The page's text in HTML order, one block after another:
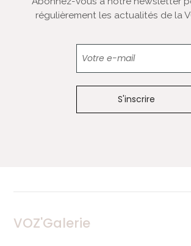
régulièrement les actualités de la
VOZ'Galerie